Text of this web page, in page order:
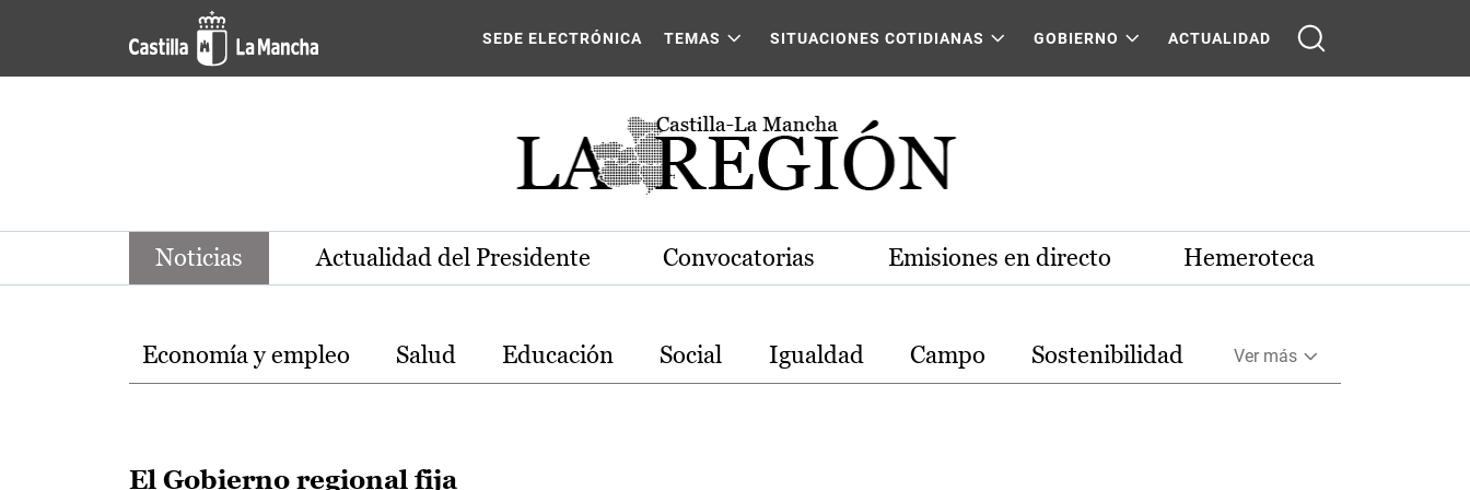
Pasar al contenido principal
Noticias de la región de Castilla-La Mancha
SEDE ELECTRÓNICA TEMAS SITUACIONES COTIDIANAS GOBIERNO ACTUALIDAD
Noticias Actualidad del Presidente Convocatorias Emisiones en directo Hemeroteca
Temas
Economía y empleo Salud Educación Social Igualdad Campo Sostenibilidad Ver más
El Gobierno regional fija